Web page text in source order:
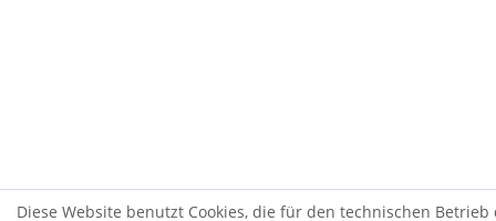
Diese Website benutzt Cookies, die für den technischen Betrieb